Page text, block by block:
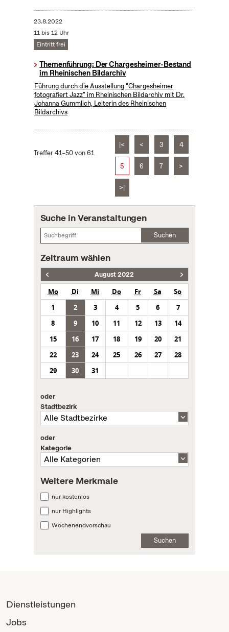
23.8.2022
11 bis 12 Uhr
Eintritt frei
Themenführung: Der Chargesheimer-Bestand
im Rheinischen Bildarchiv
Führung durch die Ausstellung "Chargesheimer
fotografiert Jazz" im Rheinischen Bildarchiv mit Dr.
Johanna Gummlich, Leiterin des Rheinischen
Bildarchivs
Treffer 41–50 von 61
|< < 3 4
5 6 7 >
>|
Suche in Veranstaltungen
Suchen
Zeitraum wählen
August 2022
Mo Di Mi Do Fr Sa
So
1
2 3 4 5 6
7
8
9 10 11 12 13
14
15
16 17 18 19 20
21
22
23 24 25 26 27
28
29
30 31
oder
Stadtbezirk
oder
Kategorie
Weitere Merkmale
nur kostenlos
nur Highlights
Wochenendvorschau
Suchen
Dienstleistungen
Jobs